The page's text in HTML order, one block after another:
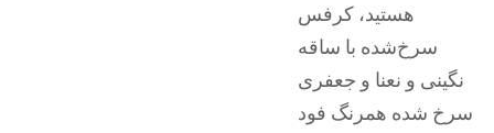
هستید، کرفس
سرخ‌شده با ساقه
نگینی و نعنا و جعفری
سرخ شده همرنگ فود